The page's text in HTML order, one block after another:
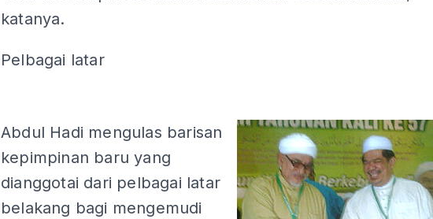
katanya.
Pelbagai latar
Abdul Hadi mengulas barisan
kepimpinan baru yang
dianggotai dari pelbagai latar
belakang bagi mengemudi